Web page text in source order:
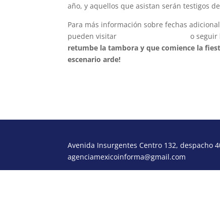
año, y aquellos que asistan serán testigos
Para más información sobre fechas
pueden visitar
o seguir
retumbe la tambora y que comience la
escenario arde!
Avenida Insurgentes Centro 132, despacho
agenciamexicoinforma@gmail.com